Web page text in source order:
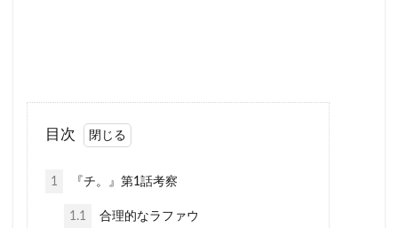
目次
1 『チ。』第1話考察
1.1 合理的なラファウ